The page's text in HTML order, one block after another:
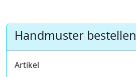
Handmuster bestellen
Artikel